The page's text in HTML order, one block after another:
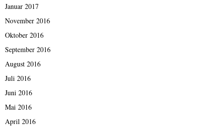
Januar 2017
November 2016
Oktober 2016
September 2016
August 2016
Juli 2016
Juni 2016
Mai 2016
April 2016